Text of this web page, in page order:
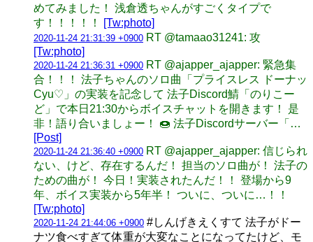
めてみました！ 浅倉透ちゃんがすごくタイプで
す！！！！！
[Tw:photo]
2020-11-24 21:31:39 +0900 RT @tamaao31241: 攻
[Tw:photo]
2020-11-24 21:36:31 +0900 RT @ajapper_ajapper: 緊急集
合！！！ 法子ちゃんのソロ曲「プライスレス ドーナッ
Cyu♡」の実装を記念して 法子Discord鯖「のりこー
ど」で本日21:30からボイスチャットを開きます！ 是
非！語り合いましょー！ 🍩 法子Discordサーバー「…
[Post]
2020-11-24 21:36:40 +0900 RT @ajapper_ajapper: 信じられ
ない、けど、存在するんだ！ 担当のソロ曲が！ 法子の
ための曲が！ 今日！実装されたんだ！！ 登場から9
年、ボイス実装から5年半！ ついに、ついに…！！
[Tw:photo]
2020-11-24 21:44:06 +0900 #しんげきえくすて 法子がドー
ナツ食べすぎて体重が大変なことになってたけど、モ